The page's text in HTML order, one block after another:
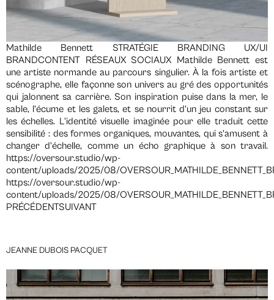
Mathilde Bennett STRATÉGIE BRANDING UX/UI
BRANDCONTENT RÉSEAUX SOCIAUX Mathilde Bennett est
une artiste normande au parcours singulier. À la fois artiste et
scénographe, elle façonne son univers au gré des opportunités
qui jalonnent sa carrière. Son inspiration puise dans la mer, le
sable, l’écume et les galets, et se nourrit d’un jeu constant sur
les échelles. L’identité visuelle imaginée pour elle traduit cette
sensibilité : des formes organiques, mouvantes, qui s’amusent à
changer d’échelle, comme un écho graphique à son travail.
https://oversour.studio/wp-
content/uploads/2025/08/
https://oversour.studio/wp-
content/uploads/2025/08/
PRÉCÉDENTSUIVANT
JEANNE DUBOIS PACQUET